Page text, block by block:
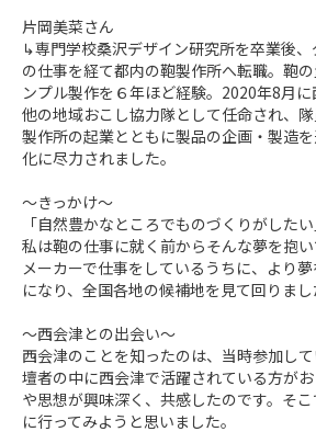
片岡美菜さん
↳専門学校桑沢デザイン研究所を卒業後
の仕事を経て都内の鞄製作所へ転職。鞄
ンプル製作を６年ほど経験。2020年8月
他の地域おこし協力隊として任命され、
製作所の起業とともに製品の企画・製造
化に尽力されました。
～きっかけ～
「自然豊かなところでものづくりがしたい
私は鞄の仕事に就く前からそんな夢を抱
メーカーで仕事をしているうちに、より
になり、全国各地の候補地を見て回りまし
～西会津との出会い～
西会津のことを知ったのは、当時参加し
壇者の中に西会津で活躍されている方が
や思想が興味深く、共感したのです。そ
に行ってみようと思いました。